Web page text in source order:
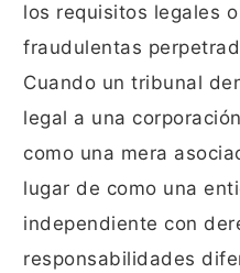
los requisitos legales
fraudulentas
Cuando un tribunal
legal a una
como una mera
lugar de como una
independiente con
responsabilidades